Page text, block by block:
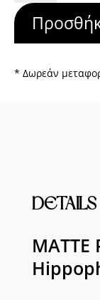
100ml
Hippophae
ποσότητα
* Δωρεάν
DETAILS
MATTE